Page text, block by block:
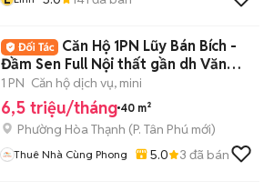
Căn Hộ 1PN Lũy Bán Bích -
Đầm Sen Full Nội thất gần dh Văn
Hiến
1 PN Căn hộ dịch vụ, mini
6,5 triệu/tháng 40 m²
Phường Hòa Thạnh (P. Tân Phú mới)
Thuê Nhà Cùng Phong 5.0 3 đã bán